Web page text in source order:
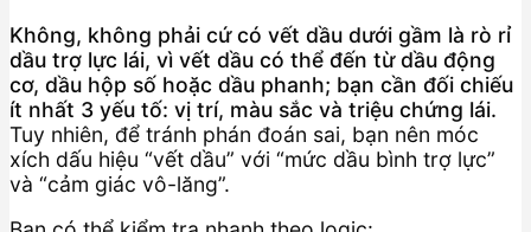
Không, không phải cứ có vết dầu dưới gầm là rò rỉ
dầu trợ lực lái, vì vết dầu có thể đến từ dầu động
cơ, dầu hộp số hoặc dầu phanh; bạn cần đối chiếu
ít nhất 3 yếu tố: vị trí, màu sắc và triệu chứng lái.
Tuy nhiên, để tránh phán đoán sai, bạn nên móc
xích dấu hiệu “vết dầu” với “mức dầu bình trợ lực”
và “cảm giác vô-lăng”.